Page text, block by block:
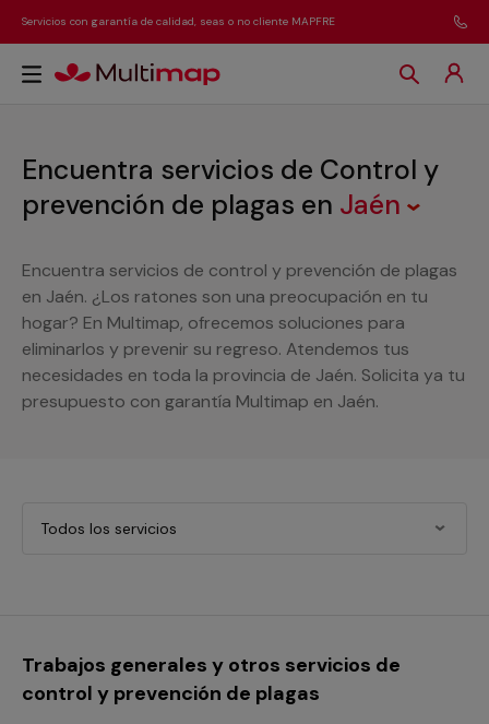
Servicios con garantía de calidad, seas o no cliente MAPFRE
Encuentra servicios de Control y
prevención de plagas en Jaén
Encuentra servicios de control y prevención de plagas
en Jaén. ¿Los ratones son una preocupación en tu
hogar? En Multimap, ofrecemos soluciones para
eliminarlos y prevenir su regreso. Atendemos tus
necesidades en toda la provincia de Jaén. Solicita ya tu
presupuesto con garantía Multimap en Jaén.
Todos los servicios
Trabajos generales y otros servicios de
control y prevención de plagas